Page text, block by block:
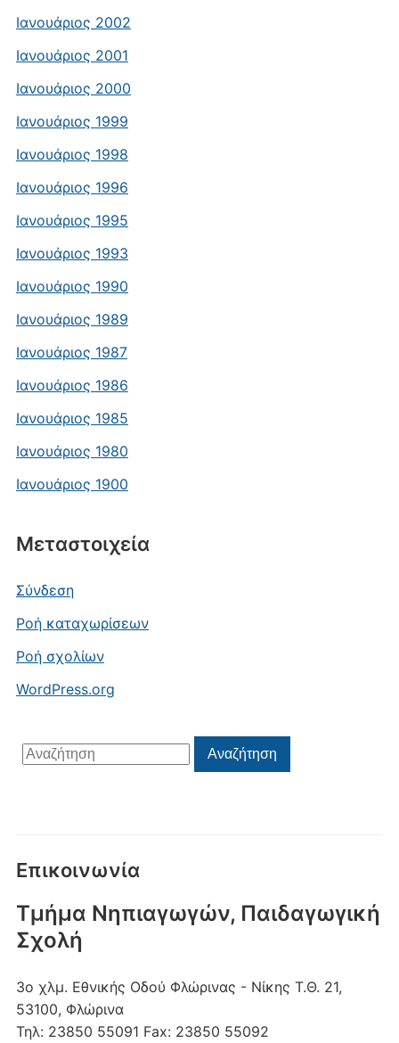
Ιανουάριος 2002
Ιανουάριος 2001
Ιανουάριος 2000
Ιανουάριος 1999
Ιανουάριος 1998
Ιανουάριος 1996
Ιανουάριος 1995
Ιανουάριος 1993
Ιανουάριος 1990
Ιανουάριος 1989
Ιανουάριος 1987
Ιανουάριος 1986
Ιανουάριος 1985
Ιανουάριος 1980
Ιανουάριος 1900
Μεταστοιχεία
Σύνδεση
Ροή καταχωρίσεων
Ροή σχολίων
WordPress.org
Αναζήτηση
για:
Αναζήτηση
Επικοινωνία
Τμήμα Νηπιαγωγών, Παιδαγωγική
Σχολή
3ο χλμ. Εθνικής Οδού Φλώρινας - Νίκης Τ.Θ. 21,
53100, Φλώρινα
Τηλ: 23850 55091 Fax: 23850 55092